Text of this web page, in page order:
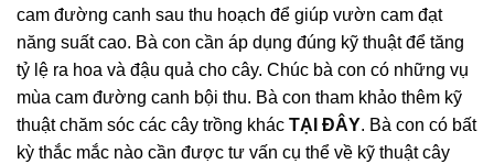
cam đường canh sau thu hoạch để giúp vườn cam đạt
năng suất cao. Bà con cần áp dụng đúng kỹ thuật để tăng
tỷ lệ ra hoa và đậu quả cho cây. Chúc bà con có những vụ
mùa cam đường canh bội thu. Bà con tham khảo thêm kỹ
thuật chăm sóc các cây trồng khác TẠI ĐÂY. Bà con có bất
kỳ thắc mắc nào cần được tư vấn cụ thể về kỹ thuật cây